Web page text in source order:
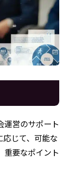
運営のサポート
じて、可能な
重要なポイント